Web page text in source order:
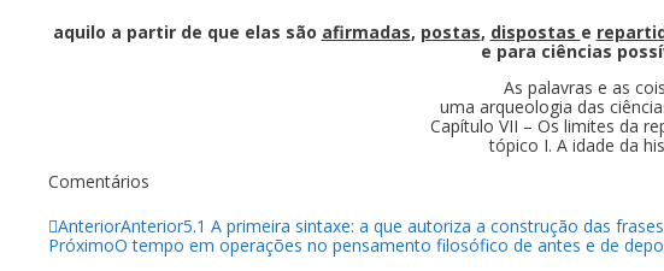
aquilo a partir de que elas são afirmadas, postas, dispostas e
e para ciências
As palavras e as
uma arqueologia das
Capítulo VII – Os limites da
tópico I. A idade da
Comentários
AnteriorAnterior5.1 A primeira sintaxe: a que autoriza a construção das frases
PróximoO tempo em operações no pensamento filosófico de antes e de